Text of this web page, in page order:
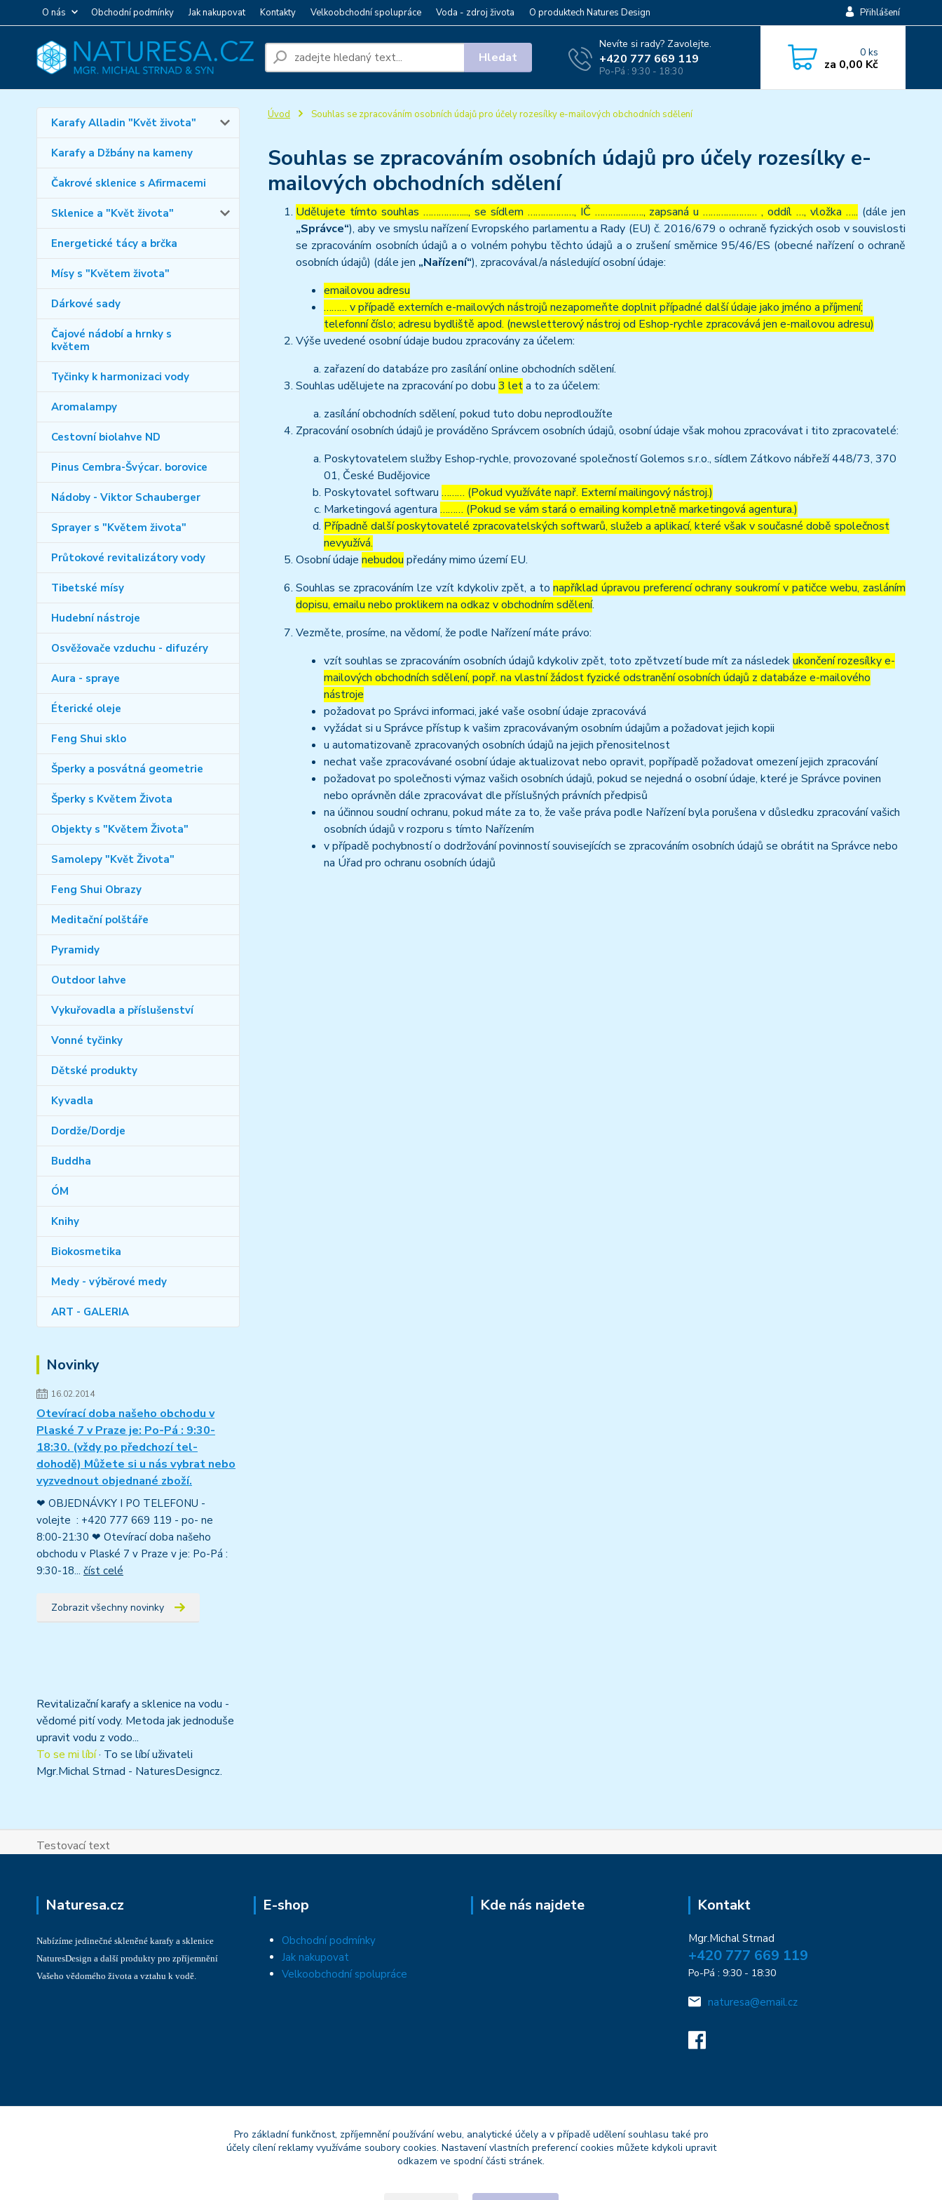
O nás Obchodní podmínky Jak nakupovat Kontakty Velkoobchodní spolupráce Voda - zdroj života O produktech Natures Design Přihlášení
Hledat
Nevíte si rady? Zavolejte.
+420 777 669 119
Po-Pá : 9:30 - 18:30
0ks
za 0,00 Kč
Karafy Alladin "Květ života"
Karafy a Džbány na kameny
Čakrové sklenice s Afirmacemi
Sklenice a "Květ života"
Energetické tácy a brčka
Mísy s "Květem života"
Dárkové sady
Čajové nádobí a hrnky s
květem
Tyčinky k harmonizaci vody
Aromalampy
Cestovní biolahve ND
Pinus Cembra-Švýcar. borovice
Nádoby - Viktor Schauberger
Sprayer s "Květem života"
Průtokové revitalizátory vody
Tibetské mísy
Hudební nástroje
Osvěžovače vzduchu - difuzéry
Aura - spraye
Éterické oleje
Feng Shui sklo
Šperky a posvátná geometrie
Šperky s Květem Života
Objekty s "Květem Života"
Samolepy "Květ Života"
Feng Shui Obrazy
Meditační polštáře
Pyramidy
Outdoor lahve
Vykuřovadla a příslušenství
Vonné tyčinky
Dětské produkty
Kyvadla
Dordže/Dordje
Buddha
ÓM
Knihy
Biokosmetika
Medy - výběrové medy
ART - GALERIA
Novinky
16.02.2014
Otevírací doba našeho obchodu v
Plaské 7 v Praze je: Po-Pá : 9:30-
18:30. (vždy po předchozí tel-
dohodě) Můžete si u nás vybrat nebo
vyzvednout objednané zboží.
❤ OBJEDNÁVKY I PO TELEFONU -
volejte : +420 777 669 119 - po- ne
8:00-21:30 ❤ Otevírací doba našeho
obchodu v Plaské 7 v Praze v je: Po-Pá :
9:30-18... číst celé
Zobrazit všechny novinky
Revitalizační karafy a sklenice na vodu -
vědomé pití vody. Metoda jak jednoduše
upravit vodu z vodo...
To se mi líbí· To se líbí uživateli
Mgr.Michal Strnad - NaturesDesigncz.
Úvod Souhlas se zpracováním osobních údajů pro účely rozesílky e-mailových obchodních sdělení
Souhlas se zpracováním osobních údajů pro účely rozesílky e-
mailových obchodních sdělení
Udělujete tímto souhlas ……………..., se sídlem ………………, IČ ………………., zapsaná u ………………… , oddíl …, vložka ….. (dále jen
„Správce“), aby ve smyslu nařízení Evropského parlamentu a Rady (EU) č. 2016/679 o ochraně fyzických osob v souvislosti
se zpracováním osobních údajů a o volném pohybu těchto údajů a o zrušení směrnice 95/46/ES (obecné nařízení o ochraně
osobních údajů) (dále jen „Nařízení“), zpracovával/a následující osobní údaje:
emailovou adresu
……… v případě externích e-mailových nástrojů nezapomeňte doplnit případné další údaje jako jméno a příjmení;
telefonní číslo; adresu bydliště apod. (newsletterový nástroj od Eshop-rychle zpracovává jen e-mailovou adresu)
Výše uvedené osobní údaje budou zpracovány za účelem:
zařazení do databáze pro zasílání online obchodních sdělení.
Souhlas udělujete na zpracování po dobu 3 leta to za účelem:
zasílání obchodních sdělení, pokud tuto dobu neprodloužíte
Zpracování osobních údajů je prováděno Správcem osobních údajů, osobní údaje však mohou zpracovávat i tito zpracovatelé:
Poskytovatelem služby Eshop-rychle, provozované společností Golemos s.r.o., sídlem Zátkovo nábřeží 448/73, 370
01, České Budějovice
Poskytovatel softwaru ……… (Pokud využíváte např. Externí mailingový nástroj.)
Marketingová agentura ……… (Pokud se vám stará o emailing kompletně marketingová agentura.)
Případně další poskytovatelé zpracovatelských softwarů, služeb a aplikací, které však v současné době společnost
nevyužívá.
Osobní údaje nebudou předány mimo území EU.
Souhlas se zpracováním lze vzít kdykoliv zpět, a tonapříklad úpravou preferencí ochrany soukromí v patičce webu, zasláním
dopisu, emailu nebo proklikem na odkaz v obchodním sdělení.
Vezměte, prosíme, na vědomí, že podle Nařízení máte právo:
vzít souhlas se zpracováním osobních údajů kdykoliv zpět, toto zpětvzetí bude mít za následekukončení rozesílky e-
mailových obchodních sdělení, popř. na vlastní žádost fyzické odstranění osobních údajů z databáze e-mailového
nástroje
požadovat po Správci informaci, jaké vaše osobní údaje zpracovává
vyžádat si u Správce přístup k vašim zpracovávaným osobním údajům a požadovat jejich kopii
u automatizovaně zpracovaných osobních údajů na jejich přenositelnost
nechat vaše zpracovávané osobní údaje aktualizovat nebo opravit, popřípadě požadovat omezení jejich zpracování
požadovat po společnosti výmaz vašich osobních údajů, pokud se nejedná o osobní údaje, které je Správce povinen
nebo oprávněn dále zpracovávat dle příslušných právních předpisů
na účinnou soudní ochranu, pokud máte za to, že vaše práva podle Nařízení byla porušena v důsledku zpracování vašich
osobních údajů v rozporu s tímto Nařízením
v případě pochybností o dodržování povinností souvisejících se zpracováním osobních údajů se obrátit na Správce nebo
na Úřad pro ochranu osobních údajů
Testovací text
Naturesa.cz
Nabízíme jedinečné skleněné karafy a sklenice
NaturesDesign a další produkty pro zpříjemnění
Vašeho vědomého života a vztahu k vodě.
E-shop
Obchodní podmínky
Jak nakupovat
Velkoobchodní spolupráce
Kde nás najdete Kontakt
Mgr.Michal Strnad
+420 777 669 119
Po-Pá : 9:30 - 18:30
naturesa@email.cz
Pro základní funkčnost, zpříjemnění používání webu, analytické účely a v případě udělení souhlasu také pro
účely cílení reklamy využíváme soubory cookies. Nastavení vlastních preferencí cookies můžete kdykoli upravit
odkazem ve spodní části stránek.